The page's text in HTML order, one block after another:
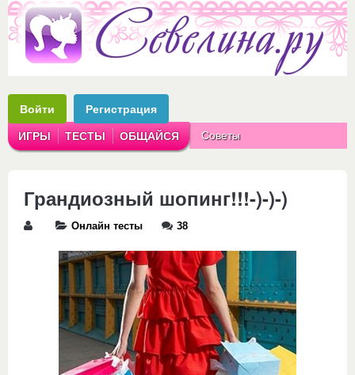
Войти Регистрация
ИГРЫ ТЕСТЫ ОБЩАЙСЯ Советы
Грандиозный шопинг!!!-)-)-)
Онлайн тесты 38